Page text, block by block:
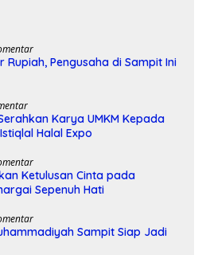
Rupiah, Pengusaha di Sampit Ini
Karya UMKM Kepada
Halal Expo
Ketulusan Cinta pada
Sepenuh Hati
Sampit Siap Jadi